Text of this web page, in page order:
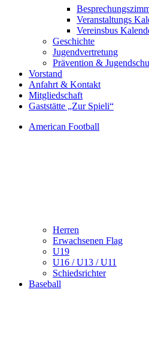
Veranstaltungs
Vereinsbus
Geschichte
Jugendvertretung
Prävention &
Vorstand
Anfahrt & Kontakt
Mitgliedschaft
Gaststätte „Zur Spieli“
American Football
Herren
Erwachsenen Flag
U19
U16 / U13 / U11
Schiedsrichter
Baseball